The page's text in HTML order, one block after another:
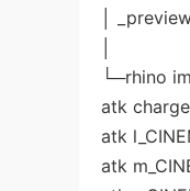
│
└─rhino
atk
atk
atk